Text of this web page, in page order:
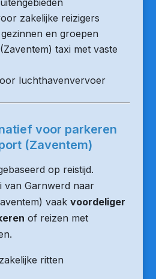
zakelijke reizigers
en groepen
taxi met vaste
luchthavenvervoer
voor parkeren
(Zaventem)
op reistijd.
van Garnwerd naar
vaak voordeliger
of reizen met
ritten